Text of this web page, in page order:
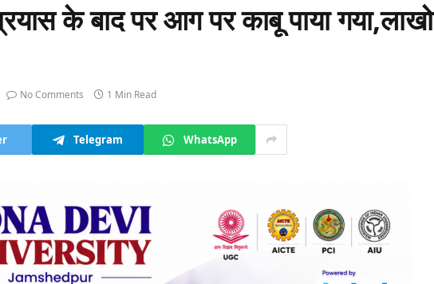
के बाद पर आग पर काबू पाया गया,लाखो
No Comments 1 Min Read
Telegram WhatsApp